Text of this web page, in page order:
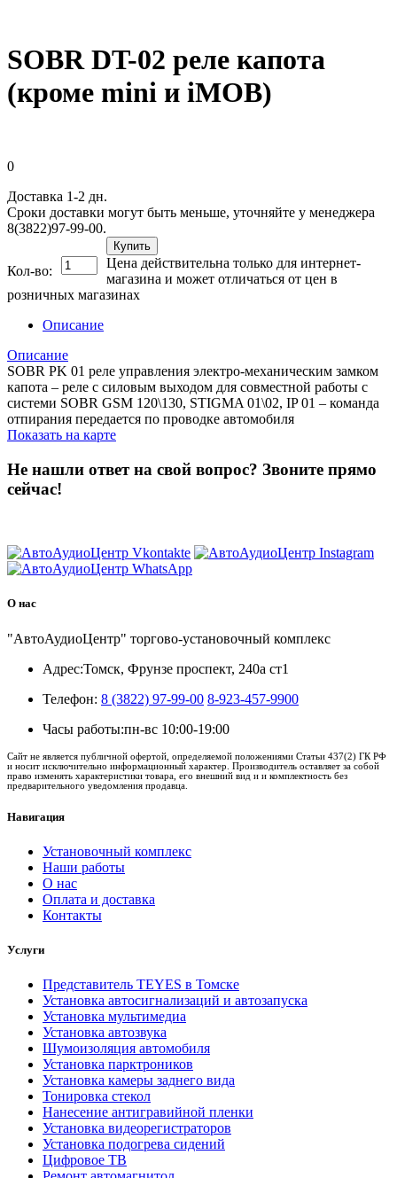
SOBR DT-02 реле капота
(кроме mini и iMOB)
0
Доставка 1-2 дн.
Сроки доставки могут быть меньше, уточняйте у менеджера
8(3822)97-99-00.
Кол-во:
Купить
Цена действительна только для интернет-
магазина и может отличаться от цен в
розничных магазинах
Описание
Описание
SOBR PK 01 реле управления электро-механическим замком
капота – реле с силовым выходом для совместной работы с
системи SOBR GSM 120\130, STIGMA 01\02, IP 01 – команда
отпирания передается по проводке автомобиля
Показать на карте
Не нашли ответ на свой вопрос? Звоните прямо
сейчас!
О нас
"АвтоАудиоЦентр" торгово-установочный комплекс
Адрес:Томск, Фрунзе проспект, 240а ст1
Телефон: 8 (3822) 97-99-00 8-923-457-9900
Часы работы:пн-вс 10:00-19:00
Сайт не является публичной офертой, определяемой положениями Статьи 437(2) ГК РФ
и носит исключительно информационный характер. Производитель оставляет за собой
право изменять характеристики товара, его внешний вид и и комплектность без
предварительного уведомления продавца.
Навигация
Установочный комплекс
Наши работы
О нас
Оплата и доставка
Контакты
Услуги
Представитель TEYES в Томске
Установка автосигнализаций и автозапуска
Установка мультимедиа
Установка автозвука
Шумоизоляция автомобиля
Установка парктроников
Установка камеры заднего вида
Тонировка стекол
Нанесение антигравийной пленки
Установка видеорегистраторов
Установка подогрева сидений
Цифровое ТВ